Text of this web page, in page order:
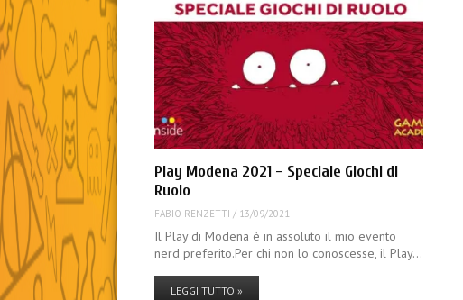
Play Modena 2021 – Speciale Giochi di
Ruolo
FABIO RENZETTI / 13/09/2021
Il Play di Modena è in assoluto il mio evento
nerd preferito.Per chi non lo conoscesse, il Play…
LEGGI TUTTO »